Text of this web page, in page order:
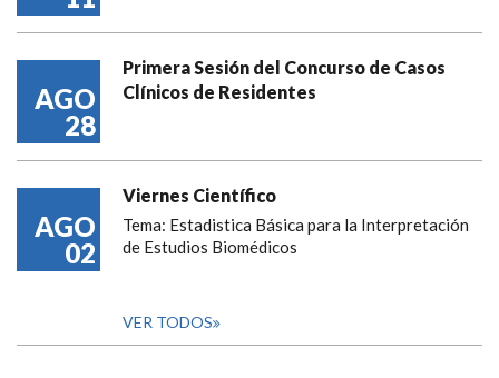
AGO
28
Primera Sesión del Concurso de Casos
Clínicos de Residentes
AGO
02
Viernes Científico
Tema: Estadistica Básica para la Interpretación
de Estudios Biomédicos
VER TODOS